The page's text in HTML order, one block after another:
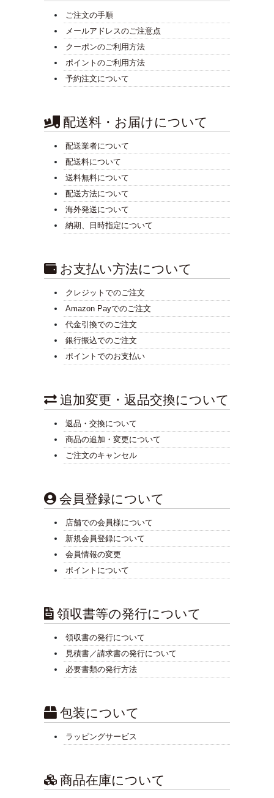
ご注文の手順
メールアドレスのご注意点
クーポンのご利用方法
ポイントのご利用方法
予約注文について
配送料・お届けについて
配送業者について
配送料について
送料無料について
配送方法について
海外発送について
納期、日時指定について
お支払い方法について
クレジットでのご注文
Amazon Payでのご注文
代金引換でのご注文
銀行振込でのご注文
ポイントでのお支払い
追加変更・返品交換について
返品・交換について
商品の追加・変更について
ご注文のキャンセル
会員登録について
店舗での会員様について
新規会員登録について
会員情報の変更
ポイントについて
領収書等の発行について
領収書の発行について
見積書／請求書の発行について
必要書類の発行方法
包装について
ラッピングサービス
商品在庫について